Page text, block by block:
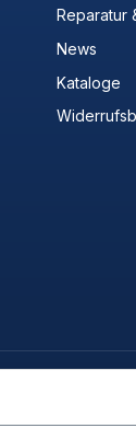
Reparatur
News
Kataloge